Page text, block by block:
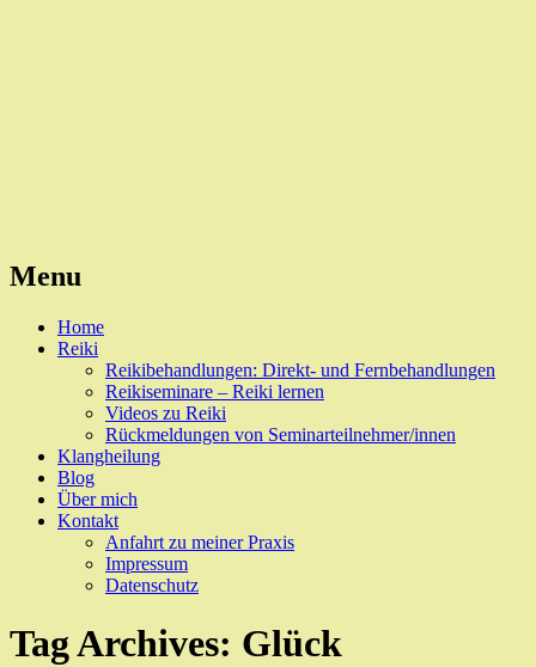
Menu
Skip
Home
Reiki
Reikibehandlungen: Direkt- und Fernbehandlungen
Reikiseminare – Reiki lernen
Videos zu Reiki
Rückmeldungen von Seminarteilnehmer/innen
Klangheilung
Blog
Über mich
Kontakt
Anfahrt zu meiner Praxis
Impressum
Datenschutz
Tag Archives: Glück